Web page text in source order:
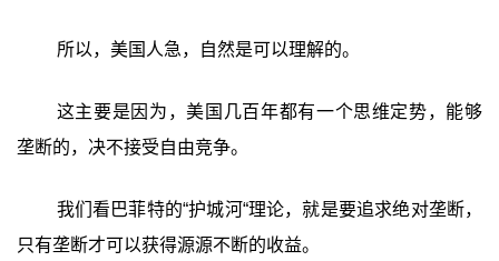
所以，美国人急，自然是可以理解的。
这主要是因为，美国几百年都有一个思维定势，能够
垄断的，决不接受自由竞争。
我们看巴菲特的“护城河“理论，就是要追求绝对垄断，
只有垄断才可以获得源源不断的收益。